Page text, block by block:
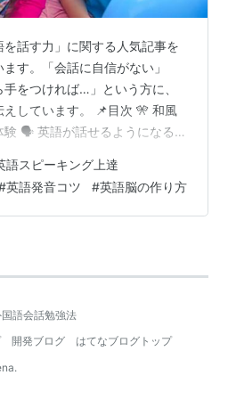
話す力」に関する人気記事を
す。「会話に自信がない」
手をつければ…」という方に、
しています。 📌目次 🎌 和風
験 🗣 英語が話せるようになるま
力 🧠 英語脳って作れるの？
て方 🤐「話すことがない」問題
こっそり（プロフィール・まと
はぐ留学物語とセルフ留学の
語スピーキング上達
英語発音コツ #英語脳の作り方
国語会話勉強法
開発ブログ
はてなブログトップ